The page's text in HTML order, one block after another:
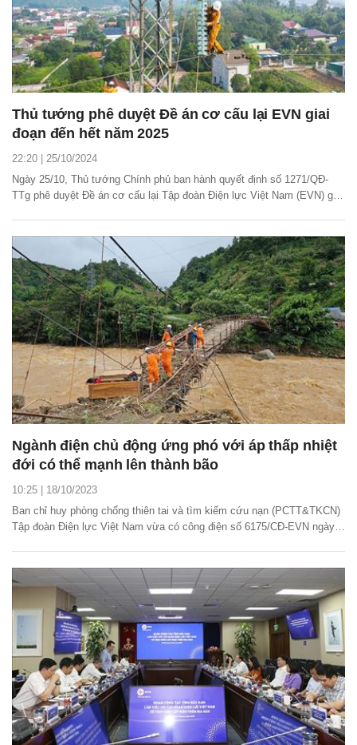
Thủ tướng phê duyệt Đề án cơ cấu lại EVN giai
đoạn đến hết năm 2025
22:20 | 25/10/2024
Ngày 25/10, Thủ tướng Chính phủ ban hành quyết định số 1271/QĐ-
TTg phê duyệt Đề án cơ cấu lại Tập đoàn Điện lực Việt Nam (EVN) giai
Ngành điện chủ động ứng phó với áp thấp nhiệt
đới có thể mạnh lên thành bão
10:25 | 18/10/2023
Ban chỉ huy phòng chống thiên tai và tìm kiếm cứu nạn (PCTT&TKCN)
Tập đoàn Điện lực Việt Nam vừa có công điện số 6175/CĐ-EVN ngày